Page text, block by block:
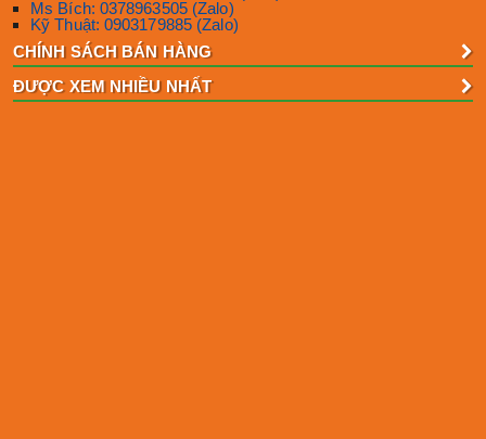
Ms Bích: 0378963505 (Zalo)
Kỹ Thuật: 0903179885 (Zalo)
CHÍNH SÁCH BÁN HÀNG
ĐƯỢC XEM NHIỀU NHẤT